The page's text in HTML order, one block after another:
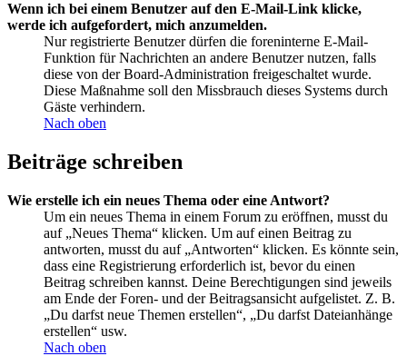
Wenn ich bei einem Benutzer auf den E-Mail-Link klicke,
werde ich aufgefordert, mich anzumelden.
Nur registrierte Benutzer dürfen die foreninterne E-Mail-
Funktion für Nachrichten an andere Benutzer nutzen, falls
diese von der Board-Administration freigeschaltet wurde.
Diese Maßnahme soll den Missbrauch dieses Systems durch
Gäste verhindern.
Nach oben
Beiträge schreiben
Wie erstelle ich ein neues Thema oder eine Antwort?
Um ein neues Thema in einem Forum zu eröffnen, musst du
auf „Neues Thema“ klicken. Um auf einen Beitrag zu
antworten, musst du auf „Antworten“ klicken. Es könnte sein,
dass eine Registrierung erforderlich ist, bevor du einen
Beitrag schreiben kannst. Deine Berechtigungen sind jeweils
am Ende der Foren- und der Beitragsansicht aufgelistet. Z. B.
„Du darfst neue Themen erstellen“, „Du darfst Dateianhänge
erstellen“ usw.
Nach oben